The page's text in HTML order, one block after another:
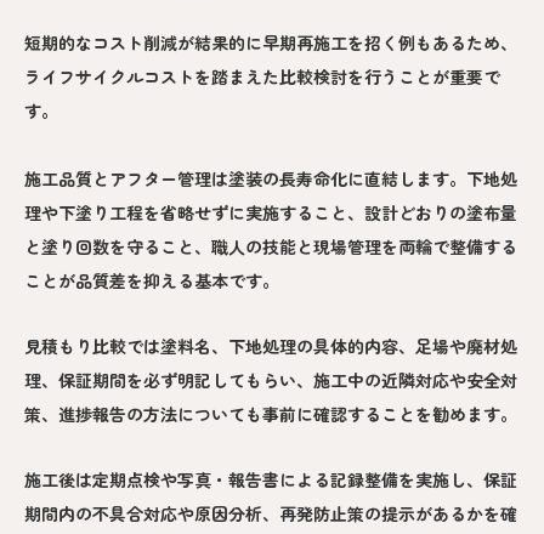
短期的なコスト削減が結果的に早期再施工を招く例もあるため、
ライフサイクルコストを踏まえた比較検討を行うことが重要で
す。
施工品質とアフター管理は塗装の長寿命化に直結します。下地処
理や下塗り工程を省略せずに実施すること、設計どおりの塗布量
と塗り回数を守ること、職人の技能と現場管理を両輪で整備する
ことが品質差を抑える基本です。
見積もり比較では塗料名、下地処理の具体的内容、足場や廃材処
理、保証期間を必ず明記してもらい、施工中の近隣対応や安全対
策、進捗報告の方法についても事前に確認することを勧めます。
施工後は定期点検や写真・報告書による記録整備を実施し、保証
期間内の不具合対応や原因分析、再発防止策の提示があるかを確